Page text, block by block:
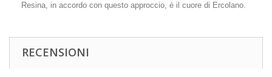
Resina, in accordo con questo approccio, è il cuore di Ercolano.
RECENSIONI